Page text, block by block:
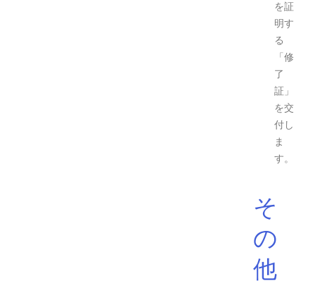
を証
明す
る
「修
了
証」
を交
付し
ま
す。
そ
の
他